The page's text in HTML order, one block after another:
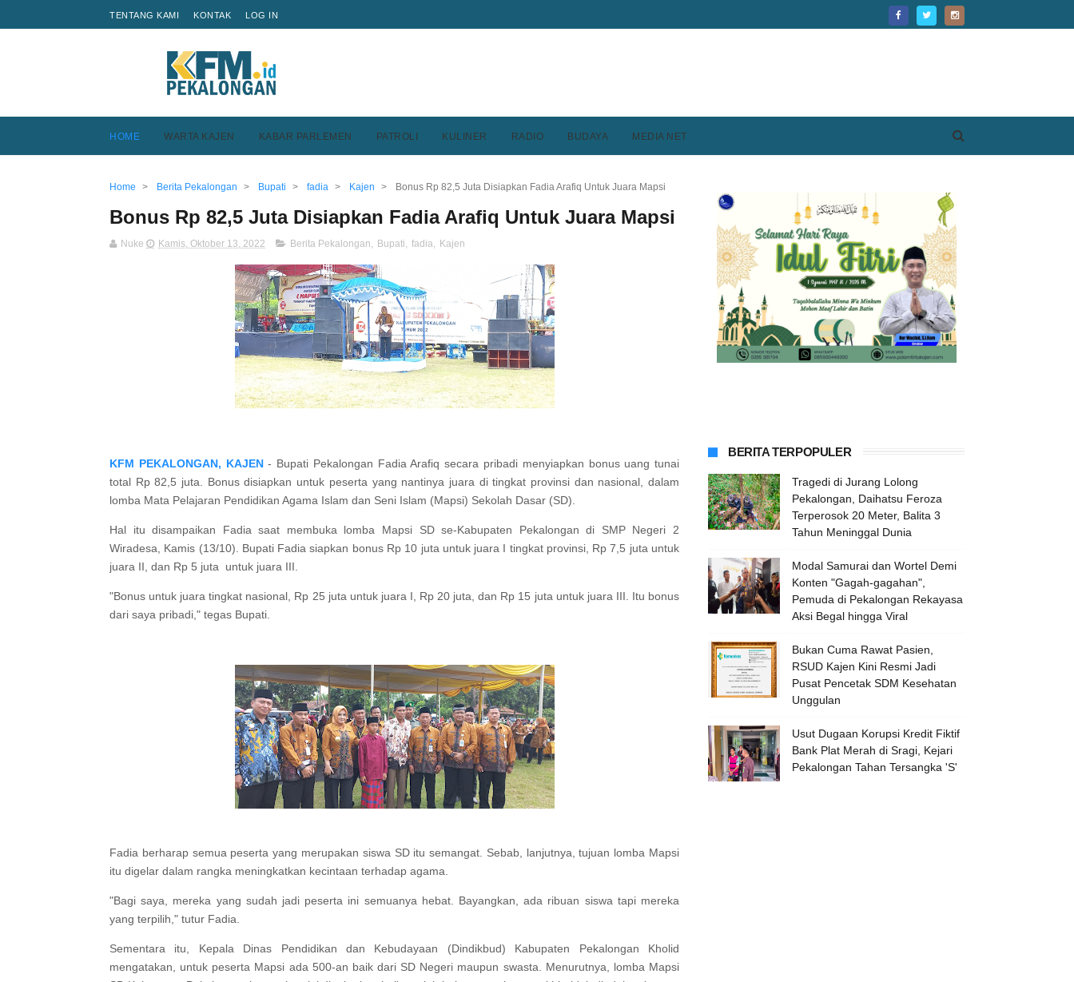
TENTANG KAMI KONTAK LOG IN
HOME WARTA KAJEN KABAR PARLEMEN PATROLI KULINER RADIO BUDAYA MEDIA NET
Home > Berita Pekalongan > Bupati > fadia > Kajen > Bonus Rp 82,5 Juta Disiapkan Fadia Arafiq Untuk Juara Mapsi
Bonus Rp 82,5 Juta Disiapkan Fadia Arafiq Untuk Juara Mapsi
Nuke Kamis, Oktober 13, 2022 Berita Pekalongan, Bupati, fadia, Kajen
KFM PEKALONGAN, KAJEN- Bupati Pekalongan Fadia Arafiq secara pribadi menyiapkan bonus uang tunai
total Rp 82,5 juta. Bonus disiapkan untuk peserta yang nantinya juara di tingkat provinsi dan nasional, dalam
lomba Mata Pelajaran Pendidikan Agama Islam dan Seni Islam (Mapsi) Sekolah Dasar (SD).
Hal itu disampaikan Fadia saat membuka lomba Mapsi SD se-Kabupaten Pekalongan di SMP Negeri 2
Wiradesa, Kamis (13/10). Bupati Fadia siapkan bonus Rp 10 juta untuk juara I tingkat provinsi, Rp 7,5 juta untuk
juara II, dan Rp 5 juta untuk juara III.
"Bonus untuk juara tingkat nasional, Rp 25 juta untuk juara I, Rp 20 juta, dan Rp 15 juta untuk juara III. Itu bonus
dari saya pribadi," tegas Bupati.
Fadia berharap semua peserta yang merupakan siswa SD itu semangat. Sebab, lanjutnya, tujuan lomba Mapsi
itu digelar dalam rangka meningkatkan kecintaan terhadap agama.
"Bagi saya, mereka yang sudah jadi peserta ini semuanya hebat. Bayangkan, ada ribuan siswa tapi mereka
yang terpilih," tutur Fadia.
Sementara itu, Kepala Dinas Pendidikan dan Kebudayaan (Dindikbud) Kabupaten Pekalongan Kholid
mengatakan, untuk peserta Mapsi ada 500-an baik dari SD Negeri maupun swasta. Menurutnya, lomba Mapsi
BERITA TERPOPULER
Tragedi di Jurang Lolong
Pekalongan, Daihatsu Feroza
Terperosok 20 Meter, Balita 3
Tahun Meninggal Dunia
Modal Samurai dan Wortel Demi
Konten "Gagah-gagahan",
Pemuda di Pekalongan Rekayasa
Aksi Begal hingga Viral
Bukan Cuma Rawat Pasien,
RSUD Kajen Kini Resmi Jadi
Pusat Pencetak SDM Kesehatan
Unggulan
Usut Dugaan Korupsi Kredit Fiktif
Bank Plat Merah di Sragi, Kejari
Pekalongan Tahan Tersangka 'S'